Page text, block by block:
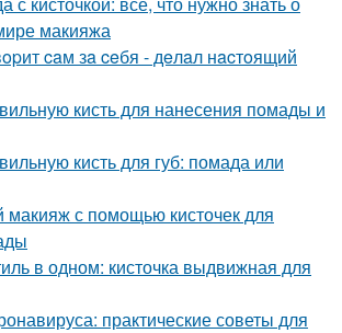
макияжа
caм зa ceбя - дeлaл нacтoящий
кисть для нанесения помады и
кисть для губ: помада или
макияж с помощью кисточек для
в одном: кисточка выдвижная для
практические советы для